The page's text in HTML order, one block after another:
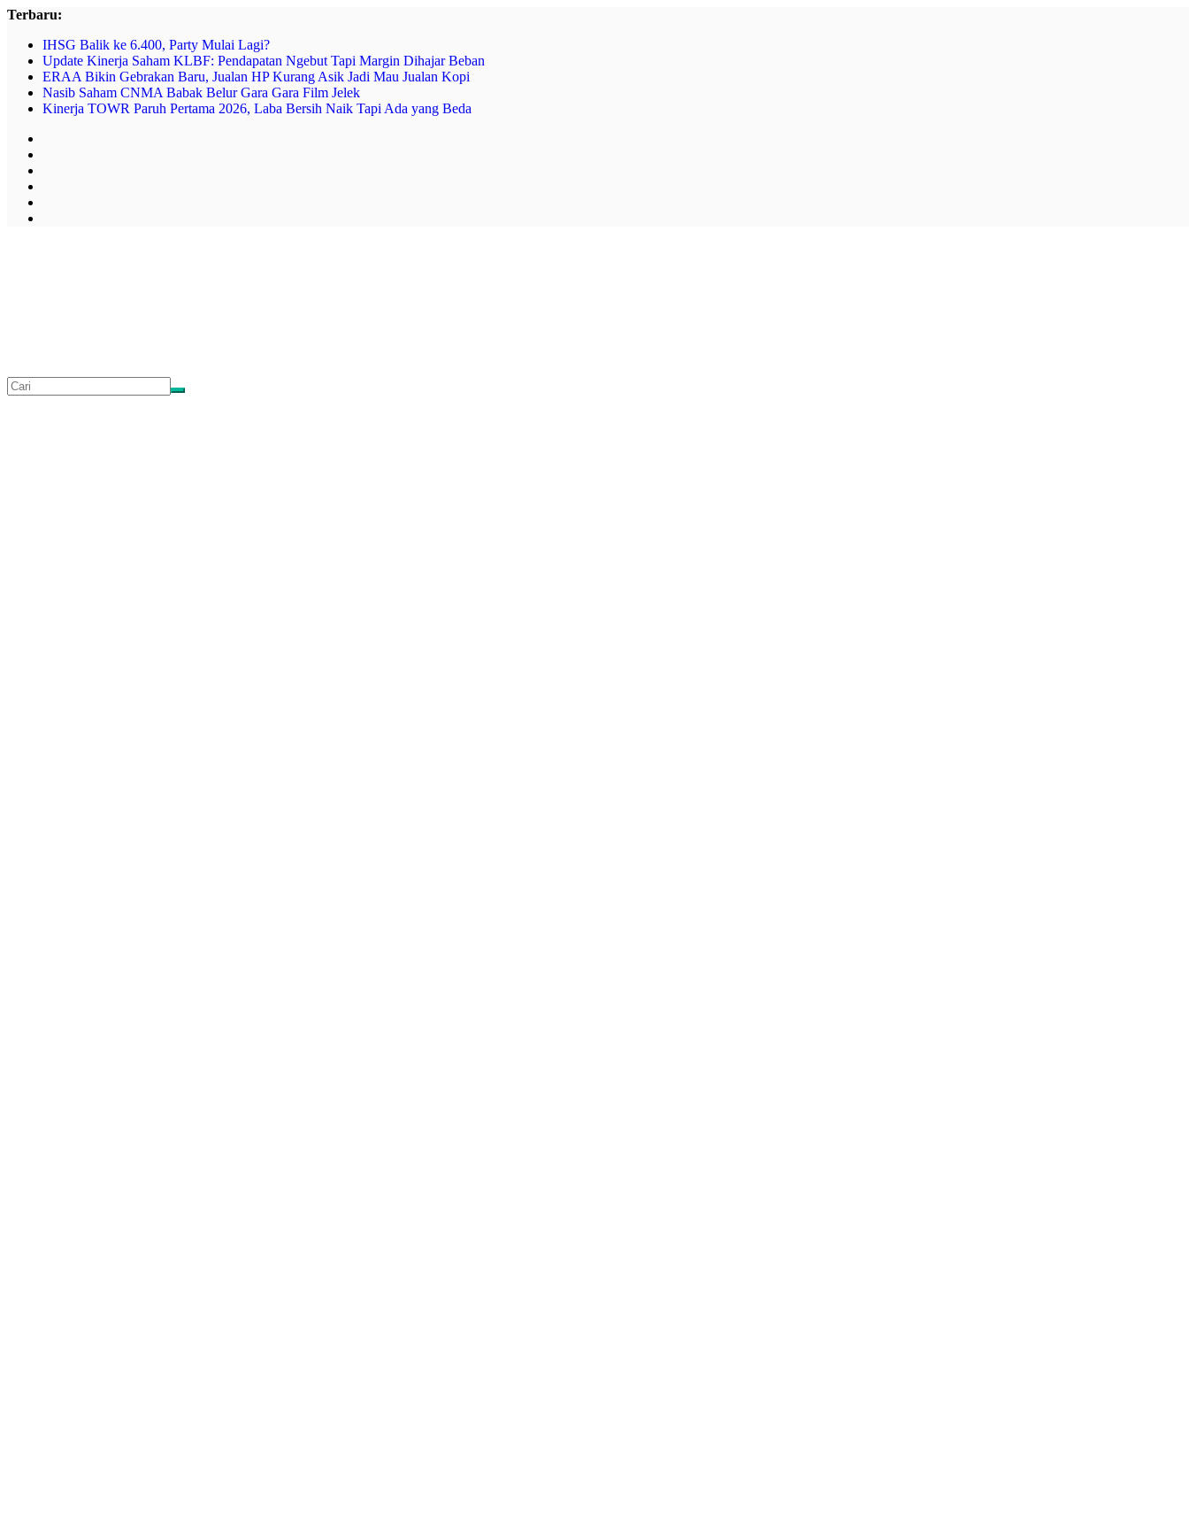
Skip
content
Terbaru:
IHSG Balik ke 6.400, Party Mulai Lagi?
Update Kinerja Saham KLBF: Pendapatan Ngebut Tapi Margin Dihajar Beban
ERAA Bikin Gebrakan Baru, Jualan HP Kurang Asik Jadi Mau Jualan Kopi
Nasib Saham CNMA Babak Belur Gara Gara Film Jelek
Kinerja TOWR Paruh Pertama 2026, Laba Bersih Naik Tapi Ada yang Beda